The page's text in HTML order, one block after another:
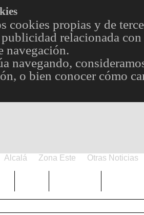
cookies propias y de
relacionada
navegación.
navegando,
o bien conocer cómo
Alcalá Zona Este Otras Noticias